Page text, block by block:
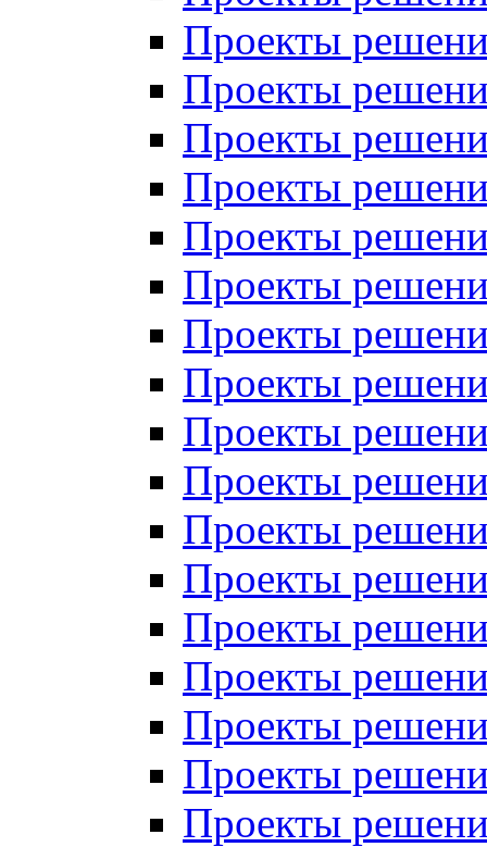
Проекты
Проекты
Проекты
Проекты
Проекты
Проекты
Проекты
Проекты
Проекты
Проекты
Проекты
Проекты
Проекты
Проекты
Проекты
Проекты
Проекты